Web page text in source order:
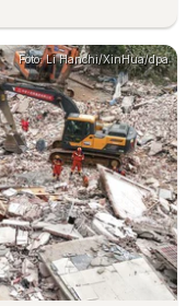
Foto: Li Hanchi/XinHua/dpa